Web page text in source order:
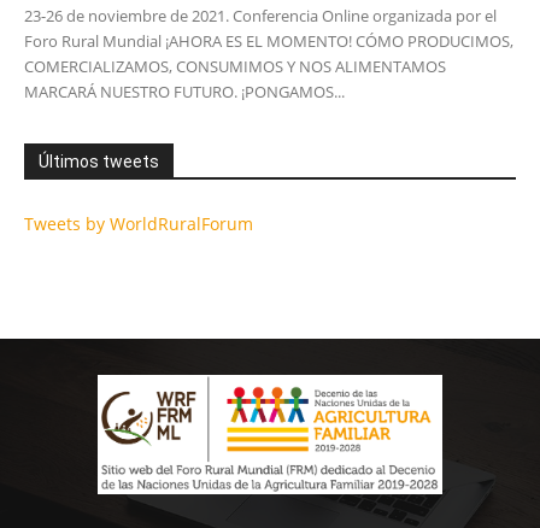
23-26 de noviembre de 2021. Conferencia Online organizada por el
Foro Rural Mundial ¡AHORA ES EL MOMENTO! CÓMO PRODUCIMOS,
COMERCIALIZAMOS, CONSUMIMOS Y NOS ALIMENTAMOS
MARCARÁ NUESTRO FUTURO. ¡PONGAMOS...
Últimos tweets
Tweets by WorldRuralForum